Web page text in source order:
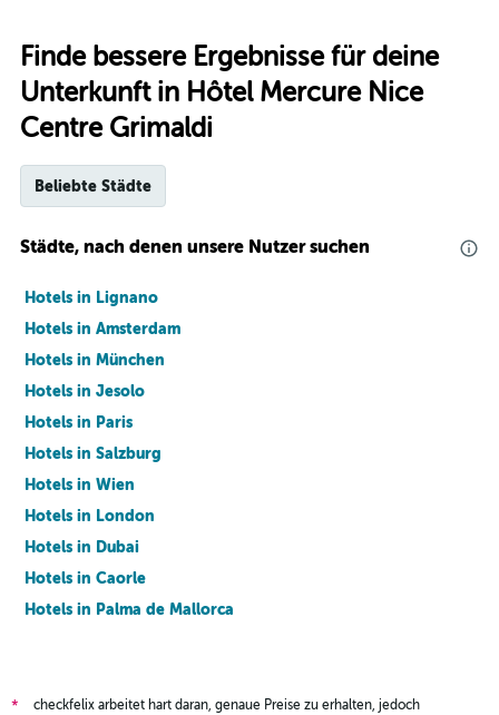
Finde bessere Ergebnisse für deine
Unterkunft in Hôtel Mercure Nice
Centre Grimaldi
Beliebte Städte
Städte, nach denen unsere Nutzer suchen
Hotels in Lignano
Hotels in Amsterdam
Hotels in München
Hotels in Jesolo
Hotels in Paris
Hotels in Salzburg
Hotels in Wien
Hotels in London
Hotels in Dubai
Hotels in Caorle
Hotels in Palma de Mallorca
* checkfelix arbeitet hart daran, genaue Preise zu erhalten, jedoch